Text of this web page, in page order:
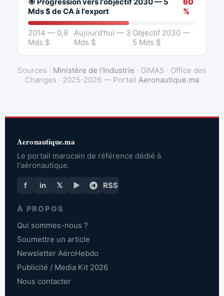
Mds $ de CA à l'export
%
2014 — 0,8
Mds $
Aujourd'hui — 3
Mds $
Objectif 2030 —
5 Mds $
Sources : Ministère de l'Industrie · GIMAS · Office des
Changes · 2025-2026 — Portail Aeronautique.ma
Aeronautique.ma
Le portail marocain de référence dédié à
l'aéronautique.
f in 𝕏 ▶ RSS
À PROPOS
Qui sommes-nous ?
Soumettre un article
Newsletter AéroHebdo
Publicité / Media Kit 2026
Nous contacter